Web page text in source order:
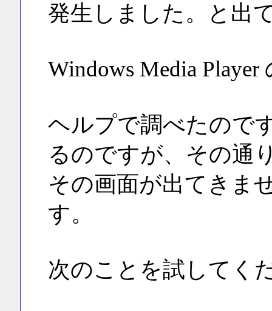
発生しました。と出
Windows Media
ヘルプで調べたので
るのですが、その通
その画面が出てきま
す。
次のことを試してく